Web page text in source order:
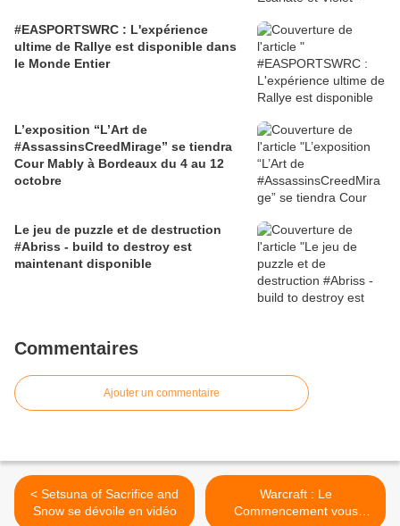
#EASPORTSWRC : L'expérience
ultime de Rallye est disponible dans
le Monde Entier
L’exposition “L’Art de
#AssassinsCreedMirage” se tiendra
Cour Mably à Bordeaux du 4 au 12
octobre
Le jeu de puzzle et de destruction
#Abriss - build to destroy est
maintenant disponible
Commentaires
Ajouter un commentaire
< Setsuna of Sacrifice and
Snow se dévoile en vidéo
Warcraft : Le
Commencement vous